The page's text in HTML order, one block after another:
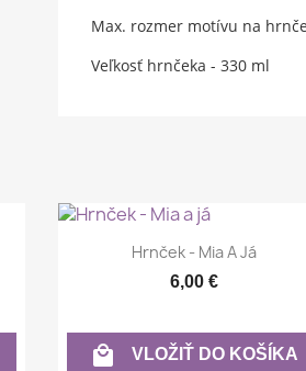
Max. rozmer motívu na
Veľkosť hrnčeka - 330 ml
Rýchly náhľad
Hrnček - Mia A Já
6,00 €
 VLOŽIŤ DO KOŠÍKA